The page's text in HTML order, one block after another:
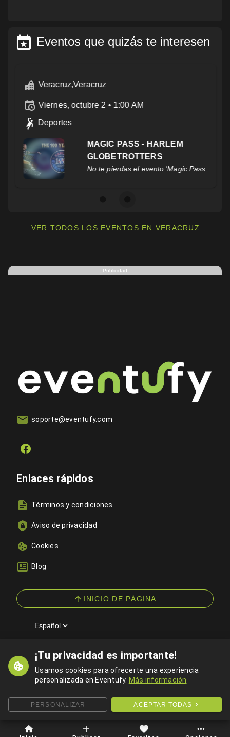
¡Tu privacidad es importante!
Usamos cookies para ofrecerte una experiencia
personalizada en Eventufy. Más información
PERSONALIZAR ACEPTAR TODAS
Eventos que quizás te interesen
Veracruz,Veracruz
viernes, octubre 2 • 1:00 AM
Deportes
MAGIC PASS - HARLEM
GLOBETROTTERS
No te pierdas el evento 'Magic Pass -
VER TODOS LOS EVENTOS EN VERACRUZ
Publicidad
soporte@eventufy.com
Enlaces rápidos
Términos y condiciones
Aviso de privacidad
Cookies
Blog
INICIO DE PÁGINA
Español